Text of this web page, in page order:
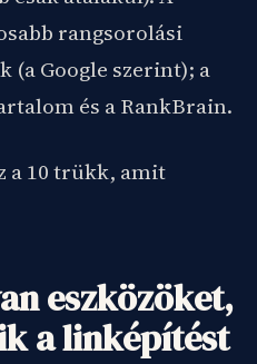
rangsorolási
(a Google szerint); a
és a RankBrain.
a 10 trükk, amit
eszközöket,
a linképítést